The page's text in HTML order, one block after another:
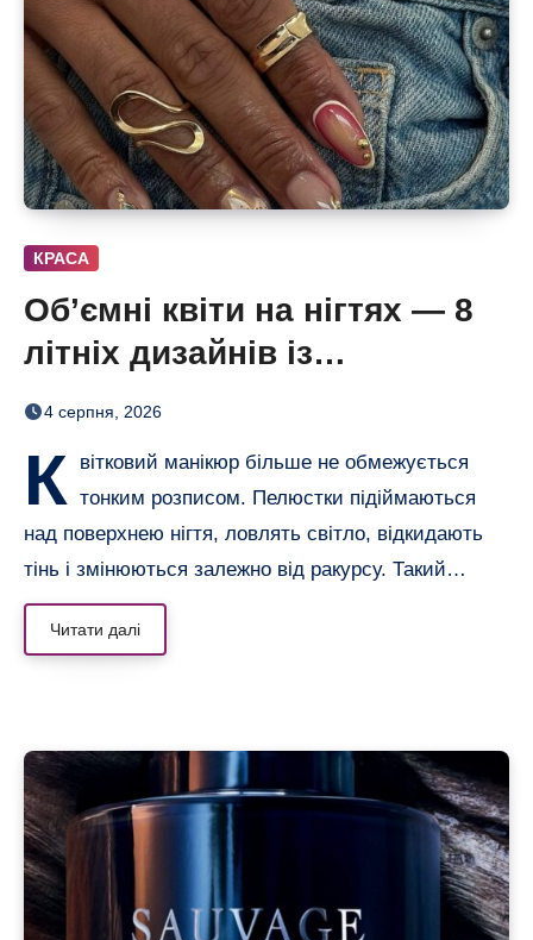
КРАСА
Об’ємні квіти на нігтях — 8
літніх дизайнів із
неймовірним 3D-ефектом
4 серпня, 2026
К
вітковий манікюр більше не обмежується
тонким розписом. Пелюстки підіймаються
над поверхнею нігтя, ловлять світло, відкидають
тінь і змінюються залежно від ракурсу. Такий…
Читати далі